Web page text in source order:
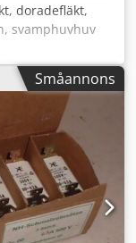
doradefläkt,
svamphuvhuv
WMW,
-Bultcirkel Ø
per styck -
st.
Småannons